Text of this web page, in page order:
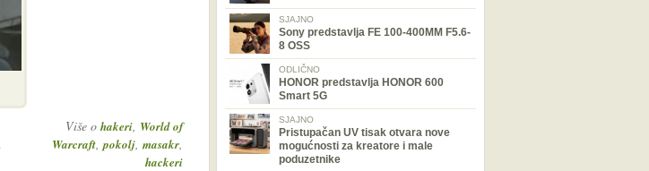
Više o hakeri, World of
Warcraft,pokolj, masakr,
hackeri
SJAJNO
Sony predstavlja FE 100-400MM F5.6-
8 OSS
ODLIČNO
HONOR predstavlja HONOR 600
Smart 5G
SJAJNO
Pristupačan UV tisak otvara nove
mogućnosti za kreatore i male
poduzetnike